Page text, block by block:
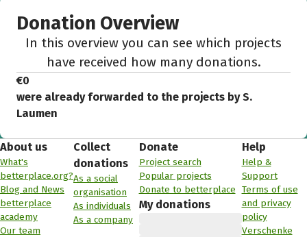
Donation Overview
In this overview you can see which projects
have received how many donations.
€0
were already forwarded to the projects by S.
Laumen
About us
What's
betterplace.org?
Blog and News
betterplace
academy
Our team
Collect
donations
As a social
organisation
As individuals
As a company
Donate
Project search
Popular projects
Donate to betterplace
My donations
Help
Help &
Support
Terms of use
and privacy
policy
Verschenke